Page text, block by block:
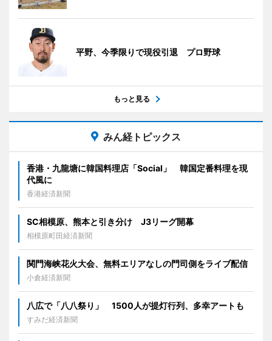
平野、今季限りで現役引退 プロ野球
もっと見る
みん経トピックス
香港・九龍塘に韓国料理店「Social」 韓国定番料理を現
代風に
香港経済新聞
SC相模原、熊本と引き分け J3リーグ開幕
相模原町田経済新聞
関門海峡花火大会、無料エリアなしの門司側をライブ配信
小倉経済新聞
八広で「八八祭り」 1500人が提灯行列、多幸アートも
すみだ経済新聞